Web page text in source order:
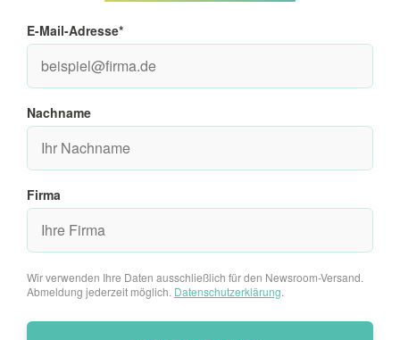
E-Mail-Adresse*
Nachname
Firma
Wir verwenden Ihre Daten ausschließlich für den Newsroom-Versand.
Abmeldung jederzeit möglich. Datenschutzerklärung.